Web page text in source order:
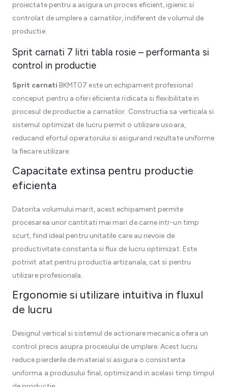
proiectate pentru a asigura un proces eficient, igienic si
controlat de umplere a carnatilor, indiferent de volumul de
productie.
Sprit carnati 7 litri tabla rosie – performanta si
control in productie
Sprit carnati BKMT07 este un echipament profesional
conceput pentru a oferi eficienta ridicata si flexibilitate in
procesul de productie a carnatilor. Constructia sa verticala si
sistemul optimizat de lucru permit o utilizare usoara,
reducand efortul operatorului si asigurand rezultate uniforme
la fiecare utilizare.
Capacitate extinsa pentru productie
eficienta
Datorita volumului marit, acest echipament permite
procesarea unor cantitati mai mari de carne intr-un timp
scurt, fiind ideal pentru unitatile care au nevoie de
productivitate constanta si flux de lucru optimizat. Este
potrivit atat pentru productia artizanala, cat si pentru
utilizare profesionala.
Ergonomie si utilizare intuitiva in fluxul
de lucru
Designul vertical si sistemul de actionare mecanica ofera un
control precis asupra procesului de umplere. Acest lucru
reduce pierderile de material si asigura o consistenta
uniforma a produsului final, optimizand in acelasi timp timpul